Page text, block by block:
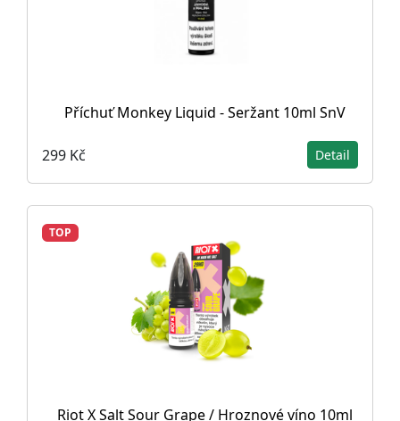
Příchuť Monkey Liquid - Seržant 10ml SnV
299 Kč Detail
TOP
Riot X Salt Sour Grape / Hroznové víno 10ml